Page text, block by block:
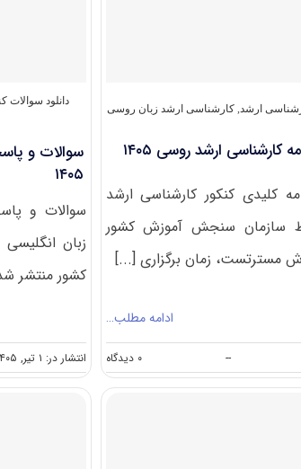
ارشد,کارشناسی ارشد زبان روسی
ارشد روسی ۱۴۰۵
کلیدی کنکور کارشناسی ارشد
توسط سازمان سنجش آموزش کشور
مسترتست، زمان برگزاری [...]
ادامه مطلب…
-- ۰ دیدگاه
سوالات
و
دانلود
سوالات و
۱۴۰۵
سوالات و
کشور منتشر
انتشار در: ۱ تیر, ۱۴۰۵